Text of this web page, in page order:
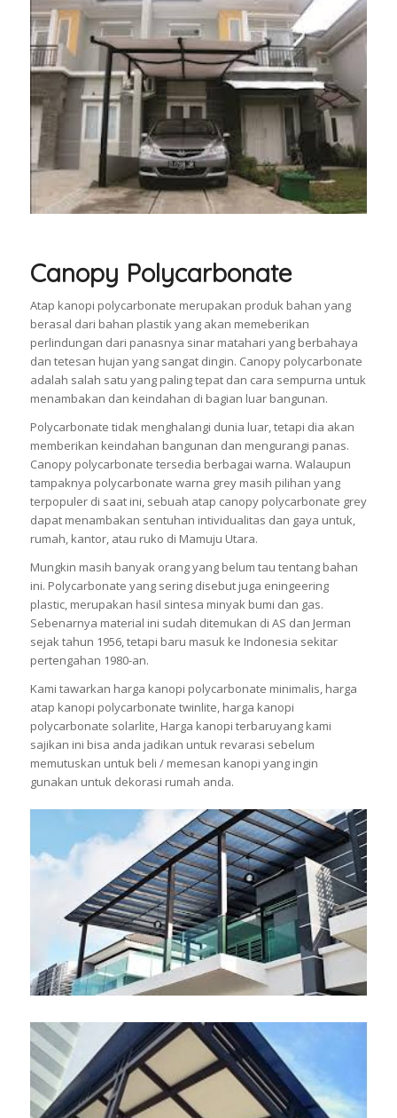
Canopy Polycarbonate
Atap kanopi polycarbonate merupakan produk bahan yang
berasal dari bahan plastik yang akan memeberikan
perlindungan dari panasnya sinar matahari yang berbahaya
dan tetesan hujan yang sangat dingin. Canopy polycarbonate
adalah salah satu yang paling tepat dan cara sempurna untuk
menambakan dan keindahan di bagian luar bangunan.
Polycarbonate tidak menghalangi dunia luar, tetapi dia akan
memberikan keindahan bangunan dan mengurangi panas.
Canopy polycarbonate tersedia berbagai warna. Walaupun
tampaknya polycarbonate warna grey masih pilihan yang
terpopuler di saat ini, sebuah atap canopy polycarbonate grey
dapat menambakan sentuhan intividualitas dan gaya untuk,
rumah, kantor, atau ruko di Mamuju Utara.
Mungkin masih banyak orang yang belum tau tentang bahan
ini. Polycarbonate yang sering disebut juga eningeering
plastic, merupakan hasil sintesa minyak bumi dan gas.
Sebenarnya material ini sudah ditemukan di AS dan Jerman
sejak tahun 1956, tetapi baru masuk ke Indonesia sekitar
pertengahan 1980-an.
Kami tawarkan harga kanopi polycarbonate minimalis, harga
atap kanopi polycarbonate twinlite, harga kanopi
polycarbonate solarlite, Harga kanopi terbaruyang kami
sajikan ini bisa anda jadikan untuk revarasi sebelum
memutuskan untuk beli / memesan kanopi yang ingin
gunakan untuk dekorasi rumah anda.